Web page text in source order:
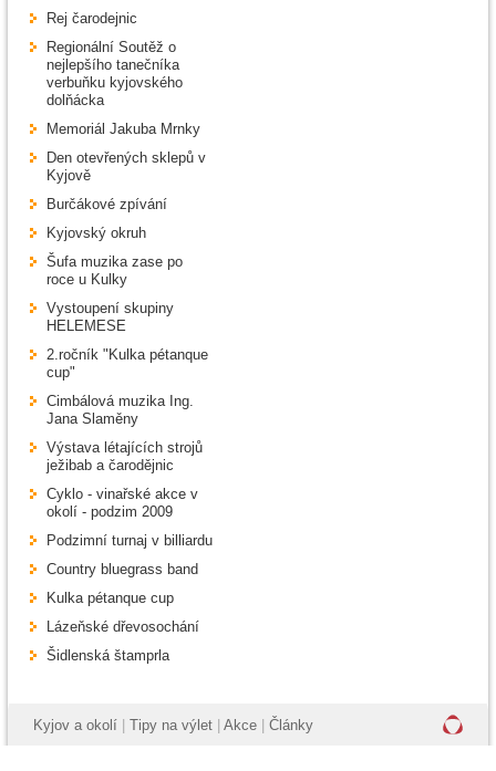
Rej čarodejnic
Regionální Soutěž o
nejlepšího tanečníka
verbuňku kyjovského
dolňácka
Memoriál Jakuba Mrnky
Den otevřených sklepů v
Kyjově
Burčákové zpívání
Kyjovský okruh
Šufa muzika zase po
roce u Kulky
Vystoupení skupiny
HELEMESE
2.ročník "Kulka pétanque
cup"
Cimbálová muzika Ing.
Jana Slaměny
Výstava létajících strojů
ježibab a čarodějnic
Cyklo - vinařské akce v
okolí - podzim 2009
Podzimní turnaj v billiardu
Country bluegrass band
Kulka pétanque cup
Lázeňské dřevosochání
Šidlenská štamprla
Kyjov a okolí | Tipy na výlet | Akce | Články